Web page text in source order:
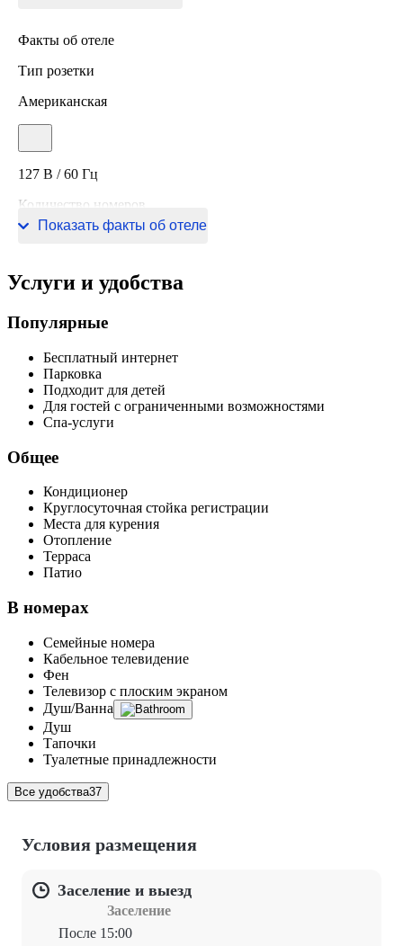
Факты об отеле
Тип розетки
Американская
127 В / 60 Гц
Количество номеров
7 номеров
Показать факты об отеле
Услуги и удобства
Популярные
Бесплатный интернет
Парковка
Подходит для детей
Для гостей с ограниченными возможностями
Спа-услуги
Общее
Кондиционер
Круглосуточная стойка регистрации
Места для курения
Отопление
Терраса
Патио
В номерах
Семейные номера
Кабельное телевидение
Фен
Телевизор с плоским экраном
Душ/Ванна
Душ
Тапочки
Туалетные принадлежности
Все удобства37
Условия размещения
Заселение и выезд
Заселение
После 15:00